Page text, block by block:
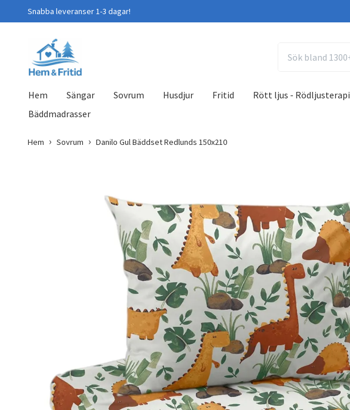
Snabba leveranser 1-3 dagar!
Hem Sängar Sovrum Husdjur Fritid Rött ljus - Rödljusterapi
Bäddmadrasser
Hem Sovrum Danilo Gul Bäddset Redlunds 150x210